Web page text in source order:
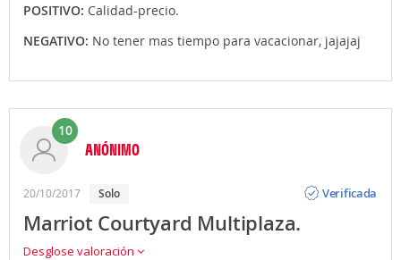
POSITIVO: Calidad-precio.
NEGATIVO: No tener mas tiempo para vacacionar, jajajaj
10
ANÓNIMO
20/10/2017 Solo
Verificada
Marriot Courtyard Multiplaza.
Desglose valoración